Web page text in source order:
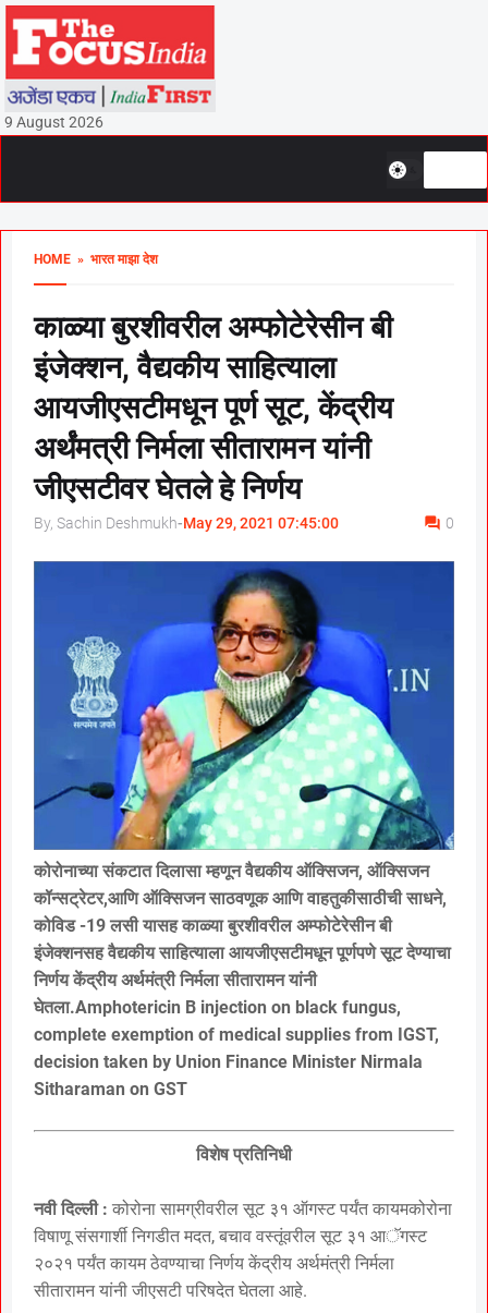
9 August 2026
HOME » भारत माझा देश
काळ्या बुरशीवरील अम्फोटेरेसीन बी
इंजेक्शन, वैद्यकीय साहित्याला
आयजीएसटीमधून पूर्ण सूट, केंद्रीय
अर्थंमत्री निर्मला सीतारामन यांनी
जीएसटीवर घेतले हे निर्णय
By, Sachin Deshmukh-May 29, 2021 07:45:00 0
कोरोनाच्या संकटात दिलासा म्हणून वैद्यकीय ऑक्सिजन, ऑक्सिजन
कॉन्सट्रेटर,आणि ऑक्सिजन साठवणूक आणि वाहतुकीसाठीची साधने,
कोविड -19 लसी यासह काळ्या बुरशीवरील अम्फोटेरेसीन बी
इंजेक्शनसह वैद्यकीय साहित्याला आयजीएसटीमधून पूर्णपणे सूट देण्याचा
निर्णय केंद्रीय अर्थमंत्री निर्मला सीतारामन यांनी
घेतला.Amphotericin B injection on black fungus,
complete exemption of medical supplies from IGST,
decision taken by Union Finance Minister Nirmala
Sitharaman on GST
विशेष प्रतिनिधी
नवी दिल्ली : कोरोना सामग्रीवरील सूट ३१ ऑगस्ट पर्यंत कायमकोरोना
विषाणू संसगार्शी निगडीत मदत, बचाव वस्तूंवरील सूट ३१ आॅगस्ट
२०२१ पर्यंत कायम ठेवण्याचा निर्णय केंद्रीय अर्थमंत्री निर्मला
सीतारामन यांनी जीएसटी परिषदेत घेतला आहे.